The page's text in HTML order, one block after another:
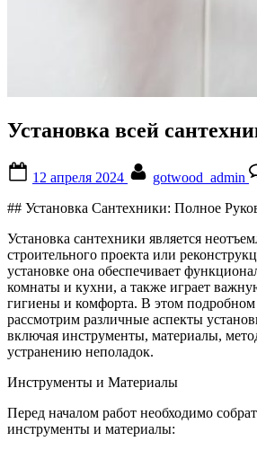
Установка всей
on
12 апреля 2024 gotwood_admin
## Установка Сантехники: Полное
Установка сантехники является
строительного проекта или
установке она обеспечивает
комнаты и кухни, а также играет
гигиены и комфорта. В этом
рассмотрим различные аспекты
включая инструменты, материалы,
устранению неполадок.
Инструменты и Материалы
Перед началом работ необходимо
инструменты и материалы: